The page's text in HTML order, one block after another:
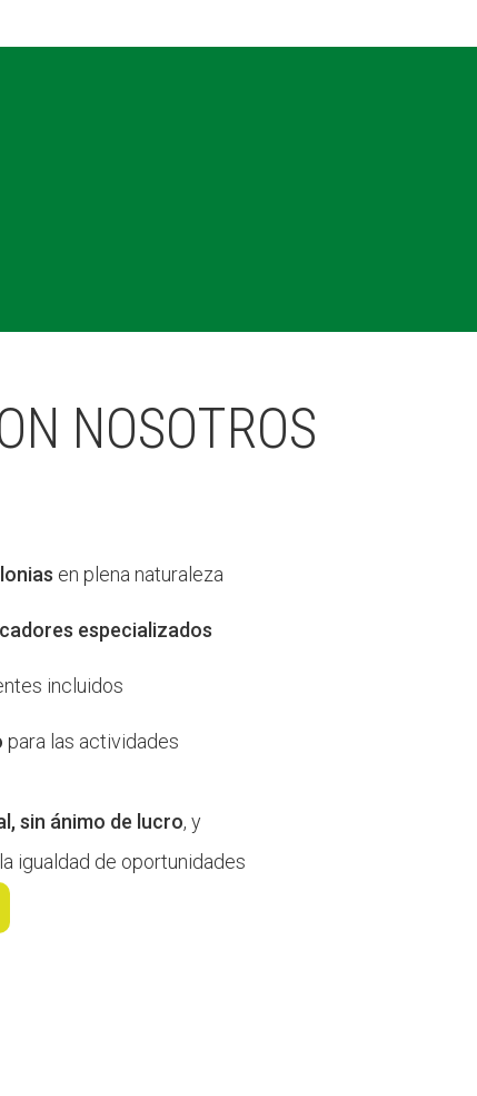
NOSOTROS
en plena naturaleza
especializados
incluidos
para las actividades
sin ánimo de lucro, y
igualdad de oportunidades